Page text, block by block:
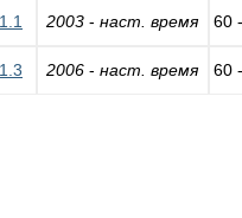
2003 -наст. время 60 -
2006 -наст. время 60 -